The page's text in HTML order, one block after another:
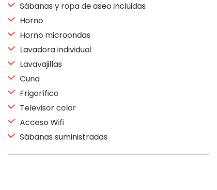
Sábanas y ropa de aseo incluidas
Horno
Horno microondas
Lavadora individual
Lavavajillas
Cuna
Frigorífico
Televisor color
Acceso Wifi
Sábanas suministradas